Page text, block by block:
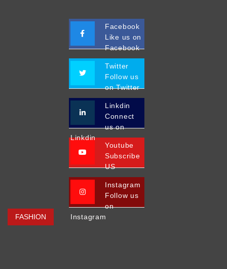
FASHION
Facebook
Like us on
Facebook
Twitter
Follow us
on Twitter
Linkdin
Connect
us on
Linkdin
Youtube
Subscribe
US
Instagram
Follow us
on
Instagram